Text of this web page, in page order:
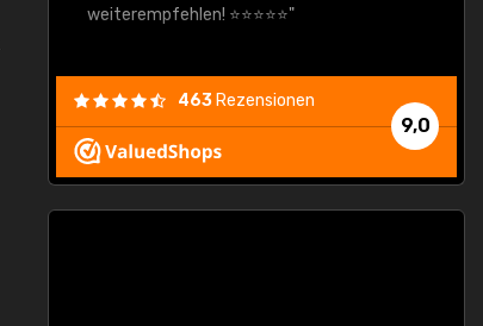
weiterempfehlen! ⭐⭐⭐⭐⭐"
9,0
463 Rezensionen